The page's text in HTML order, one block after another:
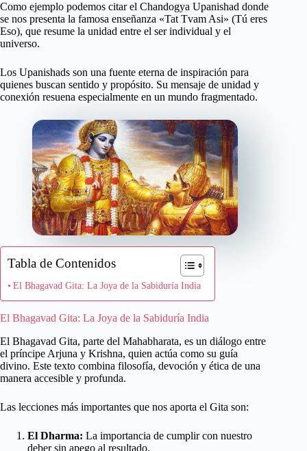
Como ejemplo podemos citar el Chandogya Upanishad donde
se nos presenta la famosa enseñanza «Tat Tvam Asi» (Tú eres
Eso), que resume la unidad entre el ser individual y el
universo.
Los Upanishads son una fuente eterna de inspiración para
quienes buscan sentido y propósito. Su mensaje de unidad y
conexión resuena especialmente en un mundo fragmentado.
Tabla de Contenidos
El Bhagavad Gita: La Joya de la Sabiduría India
El Bhagavad Gita: La Joya de la Sabiduría India
El Bhagavad Gita, parte del Mahabharata, es un diálogo entre
el príncipe Arjuna y Krishna, quien actúa como su guía
divino. Este texto combina filosofía, devoción y ética de una
manera accesible y profunda.
Las lecciones más importantes que nos aporta el Gita son:
El Dharma: La importancia de cumplir con nuestro
deber sin apego al resultado.